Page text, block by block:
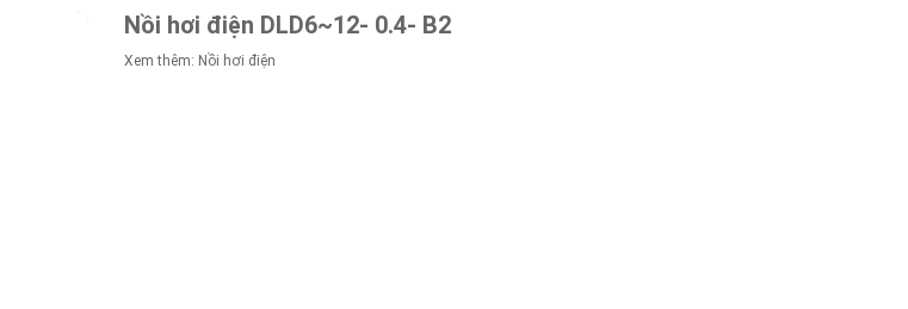
Nồi hơi điện DLD6~12- 0.4- B2
Xem thêm: Nồi hơi điện